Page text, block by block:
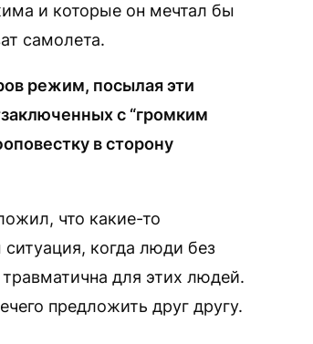
и которые он мечтал бы
самолета.
режим, посылая эти
с “громким
в сторону
что какие-то
когда люди без
для этих людей.
предложить друг другу.